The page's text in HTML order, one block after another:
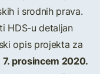
i srodnih prava.
HDS-u detaljan
opis projekta za
7. prosincem 2020.